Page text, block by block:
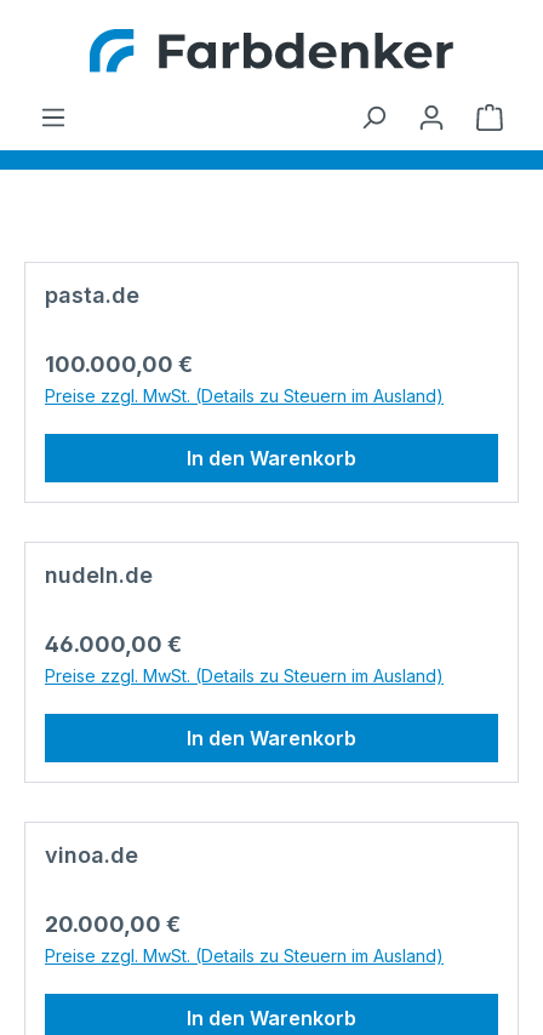
Zum Hauptinhalt springen
pasta.de
Regulärer Preis:
100.000,00 €
Preise zzgl. MwSt. (Details zu Steuern im Ausland)
In den Warenkorb
nudeln.de
Regulärer Preis:
46.000,00 €
Preise zzgl. MwSt. (Details zu Steuern im Ausland)
In den Warenkorb
vinoa.de
Regulärer Preis:
20.000,00 €
Preise zzgl. MwSt. (Details zu Steuern im Ausland)
In den Warenkorb